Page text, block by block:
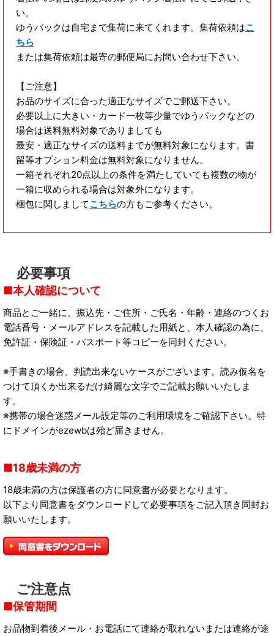
い。
ゆうパックは自宅まで集荷に来てくれます。集荷依頼はこ
ちら
または集荷依頼は最寄の郵便局にお問い合わせ下さい。
【ご注意】
お品のサイズに合った適正なサイズでご郵送下さい。
必要以上に大きい・カード一枚等少量でゆうパックなどの
場合は送料無料対象でありましても
最安・適正なサイズの送料までが無料対象になります。書
留等オプション料金は無料対象になりません。
一箱それぞれ20点以上の条件を満たしていても複数の物が
一箱に収められる場合は対象外になります。
梱包に関しましてこちらの方もご参考ください。
必要事項
本人確認について
商品とご一緒に、振込先・ご住所・ご氏名・年齢・連絡のつくお
電話番号・メールアドレスを記載した用紙と、本人確認の為に、
免許証・保険証・パスポート等コピーを同封ください。
※手書きの場合、判読出来ないケースがございます。読み仮名を
つけて頂くか出来るだけ綺麗な文字でご記載お願いいたしま
す。
※携帯の場合迷惑メール設定等のご利用環境をご確認下さい。特
にドメインがezewbは殆ど届きません。
18歳未満の方
18歳未満の方は保護者の方に同意書が必要となります。
以下より同意書をダウンロードして必要事項をご記入頂き同封お
願いいたします。
ご注意点
保管期間
お品物到着後メール・お電話にて連絡が取れないまたは連絡が途